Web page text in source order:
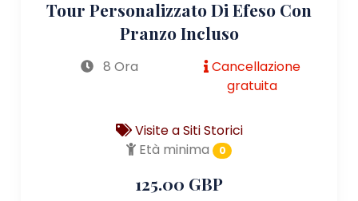
Tour Personalizzato Di Efeso Con
Pranzo Incluso
8 Ora
Cancellazione
gratuita
Visite a Siti Storici
Età minima
0
125.00 GBP